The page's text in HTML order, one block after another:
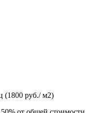
(1800 руб./ м2)